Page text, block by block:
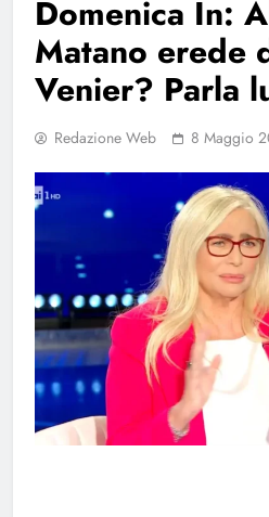
Domenica In:
Matano erede
Venier? Parla
Redazione Web 8 Maggio